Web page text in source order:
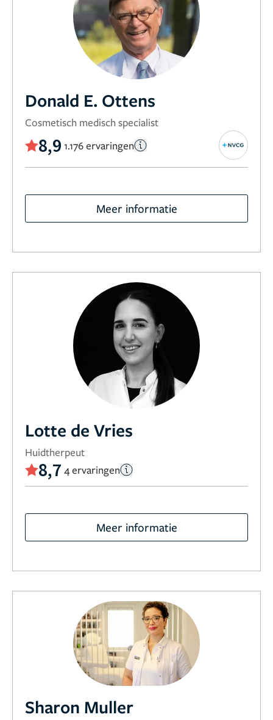
Donald E. Ottens
Cosmetisch medisch specialist
8,9 1.176 ervaringen
Meer informatie
Lotte de Vries
Huidtherpeut
8,7 4 ervaringen
Meer informatie
Sharon Muller